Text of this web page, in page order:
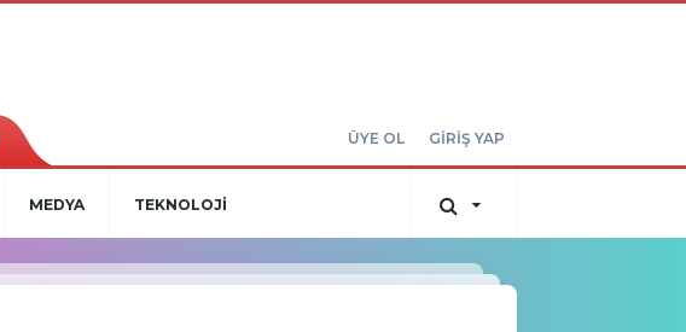
ÜYE OL GİRİŞ YAP
MEDYA TEKNOLOJİ